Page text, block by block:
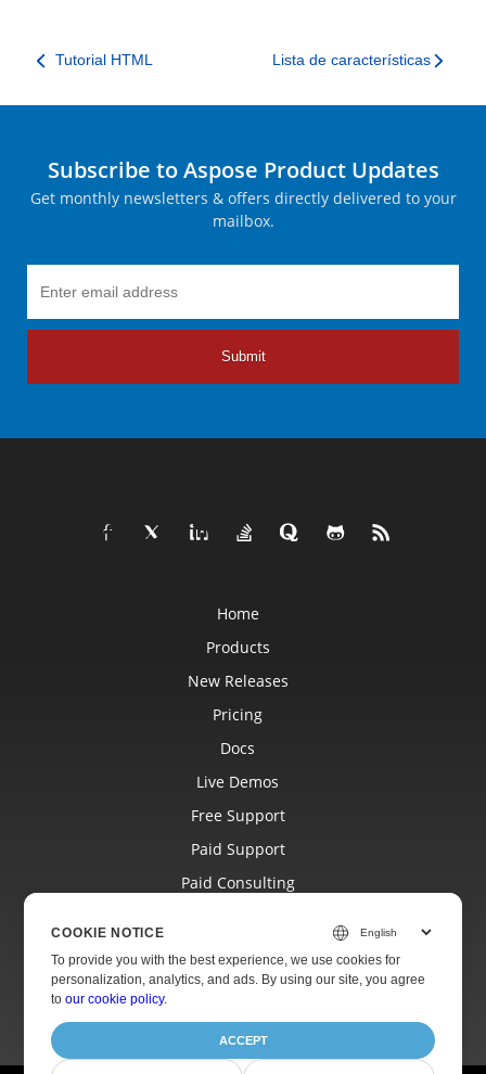
Tutorial HTML Lista de características
COOKIE NOTICE
To provide you with the best experience, we use cookies for
personalization, analytics, and ads. By using our site, you agree
toour cookie policy.
ACCEPT
Subscribe to Aspose Product Updates
Get monthly newsletters & offers directly delivered to your
mailbox.
Submit
Home
Products
New Releases
Pricing
Docs
Live Demos
Free Support
Paid Support
Paid Consulting
Websites
About